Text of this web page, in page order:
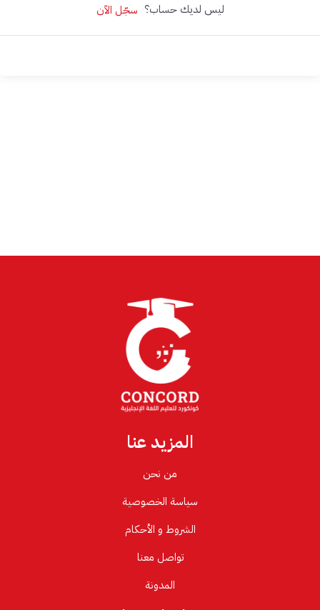
ليس لديك حساب؟ سجّل الآن
المزيد عنا
من نحن
سياسة الخصوصية
الشروط و الأحكام
تواصل معنا
المدونة